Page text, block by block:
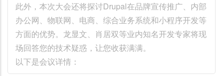
此外，本次大会还将探讨Drupal在品牌宣传推广、内部
办公网、物联网、电商、综合业务系统和小程序开发等
方面的优势。龙显文、肖居双等业内知名开发专家将现
场回答您的技术疑惑，让您收获满满。
以下是会议详情：